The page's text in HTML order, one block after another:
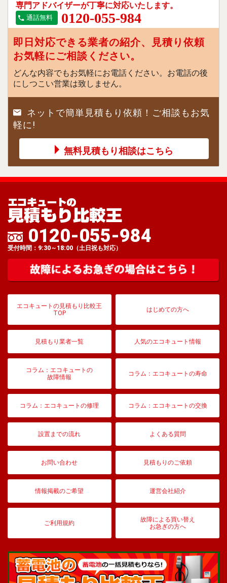
専門アドバイザーが丁寧に対応いたします。
通話無料 0120-055-984
即日対応できる業者の紹介、見積り依頼
お気軽にご相談ください。
どんな内容でもお気軽にお電話ください。お電話の後
にしつこい営業は致しません。
ネットで簡単見積もり依頼！ご相談もお気
軽に!
無料見積もり相談はこちら
0120-055-984
受付時間：9:30～18:00（土日祝も対応）
エコキュートの見積もり比較王
TOP
はじめての方へ
見積もり業者一覧 人気のエコキュート情報
コラム：エコキュートの
故障情報
コラム：エコキュートの寿命
コラム：エコキュートの修理 コラム：エコキュートの交換
設置までの流れ よくある質問
お問い合わせ 見積もりのご依頼
情報掲載のご希望 運営会社紹介
ご利用規約
故障による買い替え
お急ぎの方へ